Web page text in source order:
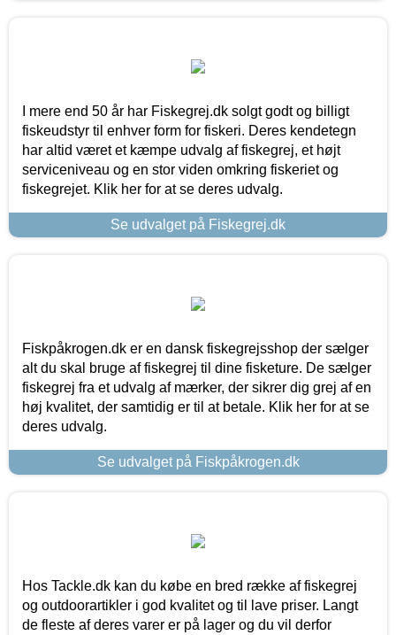
I mere end 50 år har Fiskegrej.dk solgt godt og billigt
fiskeudstyr til enhver form for fiskeri. Deres kendetegn
har altid været et kæmpe udvalg af fiskegrej, et højt
serviceniveau og en stor viden omkring fiskeriet og
fiskegrejet. Klik her for at se deres udvalg.
Se udvalget på Fiskegrej.dk
Fiskpåkrogen.dk er en dansk fiskegrejsshop der sælger
alt du skal bruge af fiskegrej til dine fisketure. De sælger
fiskegrej fra et udvalg af mærker, der sikrer dig grej af en
høj kvalitet, der samtidig er til at betale. Klik her for at se
deres udvalg.
Se udvalget på Fiskpåkrogen.dk
Hos Tackle.dk kan du købe en bred række af fiskegrej
og outdoorartikler i god kvalitet og til lave priser. Langt
de fleste af deres varer er på lager og du vil derfor